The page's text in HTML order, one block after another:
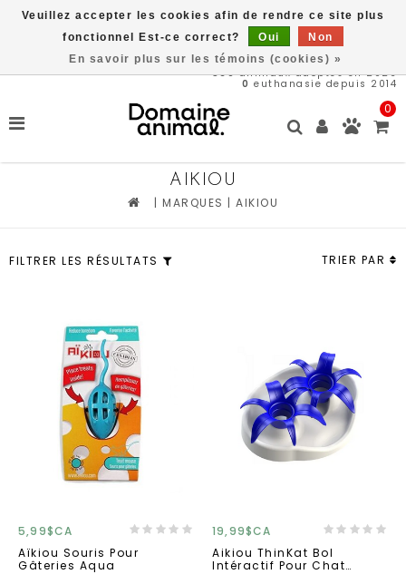
569animaux adoptés en 2026
0 euthanasie depuis 2014
0
AIKIOU
|MARQUES |AIKIOU
FILTRER LES RÉSULTATS TRIER PAR
5,99$CA
Aïkiou Souris Pour
Gâteries Aqua
19,99$CA
Aikiou ThinKat Bol
Intéractif Pour Chat
Veuillez accepter les cookies afin de rendre ce site plus
fonctionnel Est-ce correct?
Oui
Non
En savoir plus sur les témoins (cookies) »
Livraison gratuite à partir de 89$*